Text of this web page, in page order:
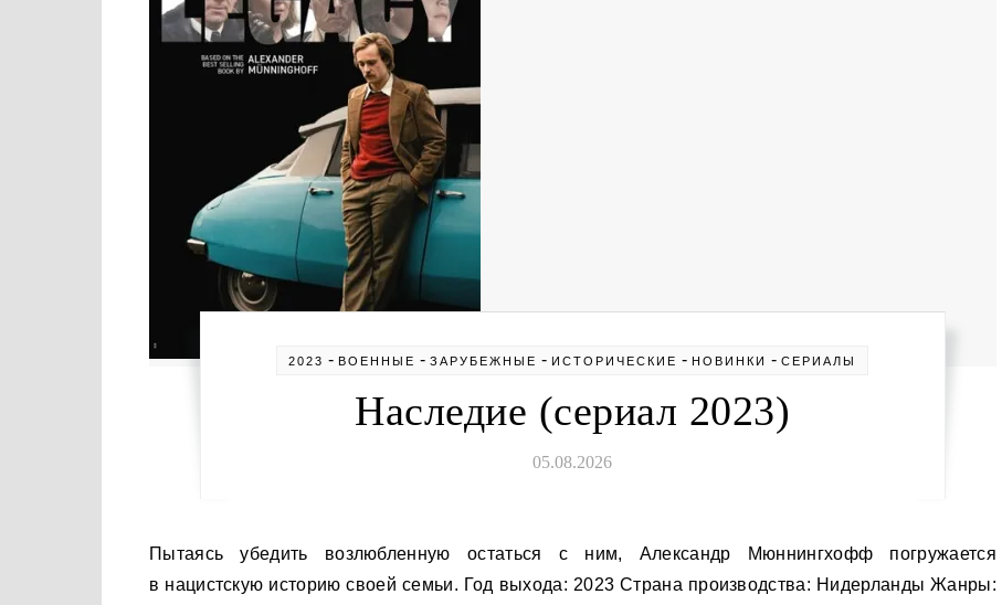
2023 -ВОЕННЫЕ -ЗАРУБЕЖНЫЕ -ИСТОРИЧЕСКИЕ -НОВИНКИ -СЕРИАЛЫ
Наследие (сериал 2023)
05.08.2026
Пытаясь убедить возлюбленную остаться с ним, Александр Мюннингхофф погружается
в нацистскую историю своей семьи. Год выхода: 2023 Страна производства: Нидерланды Жанры: